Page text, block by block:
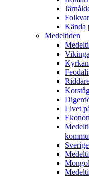
Kända
Medeltiden
Livet